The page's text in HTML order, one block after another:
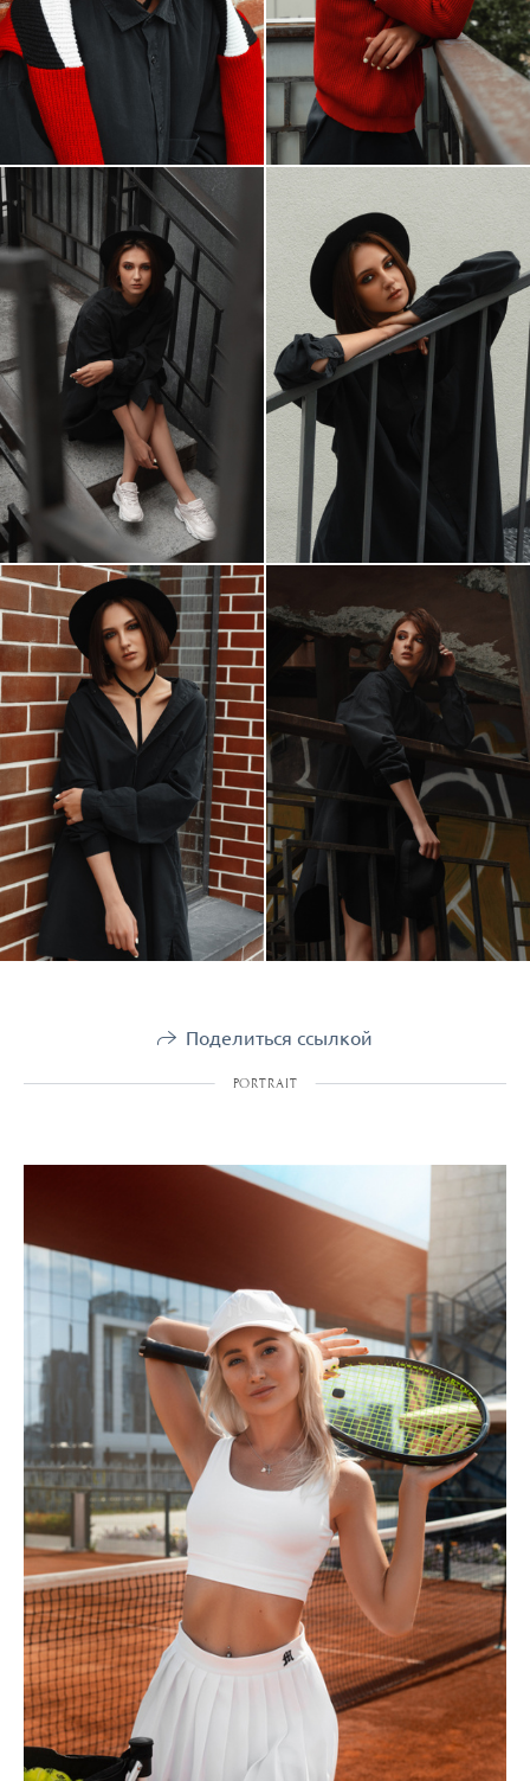
Поделиться ссылкой
PORTRAIT